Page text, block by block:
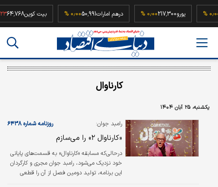
۰٫۰۰ % یورو217,300 ۰٫۰۰ % درهم امارات50,991 ۰٫۰۰ % بیت کوین
کارناوال
یکشنبه، ۲۵ آبان ۱۴۰۴
رامبد جوان: روزنامه شماره ۶۴۳۸
«کارناوال ۲» را می‌سازم
در‌حالی‌که مسابقه «کارناوال» به قسمت‌های پایانی
خود نزدیک می‌شود، رامبد جوان مجری و کارگردان
این برنامه، تولید دومین فصل از آن را قطعی